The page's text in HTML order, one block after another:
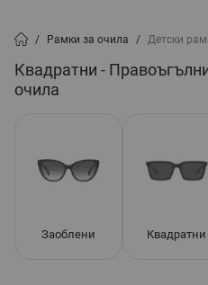
/ Рамки за очила / Детски
Квадратни -
очила
Заоблени Квадратни